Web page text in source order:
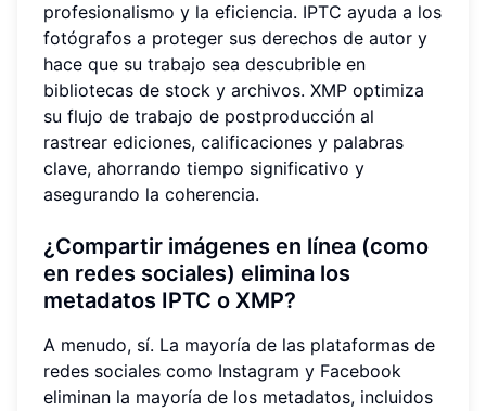
profesionalismo y la eficiencia. IPTC ayuda a los
fotógrafos a proteger sus derechos de autor y
hace que su trabajo sea descubrible en
bibliotecas de stock y archivos. XMP optimiza
su flujo de trabajo de postproducción al
rastrear ediciones, calificaciones y palabras
clave, ahorrando tiempo significativo y
asegurando la coherencia.
¿Compartir imágenes en línea (como
en redes sociales) elimina los
metadatos IPTC o XMP?
A menudo, sí. La mayoría de las plataformas de
redes sociales como Instagram y Facebook
eliminan la mayoría de los metadatos, incluidos